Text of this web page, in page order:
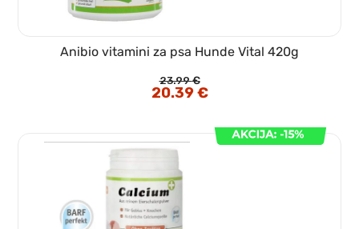
Anibio vitamini za psa Hunde Vital 420g
23.99€
Izvirna
cena
20.39€Trenutna
cena